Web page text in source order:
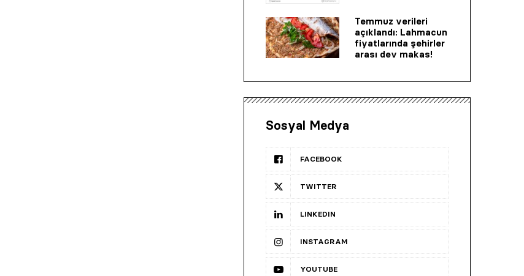
Temmuz verileri
açıklandı: Lahmacun
fiyatlarında şehirler
arası dev makas!
Sosyal Medya
FACEBOOK
TWITTER
LINKEDIN
INSTAGRAM
YOUTUBE